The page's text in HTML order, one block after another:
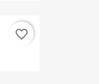
favorite_border